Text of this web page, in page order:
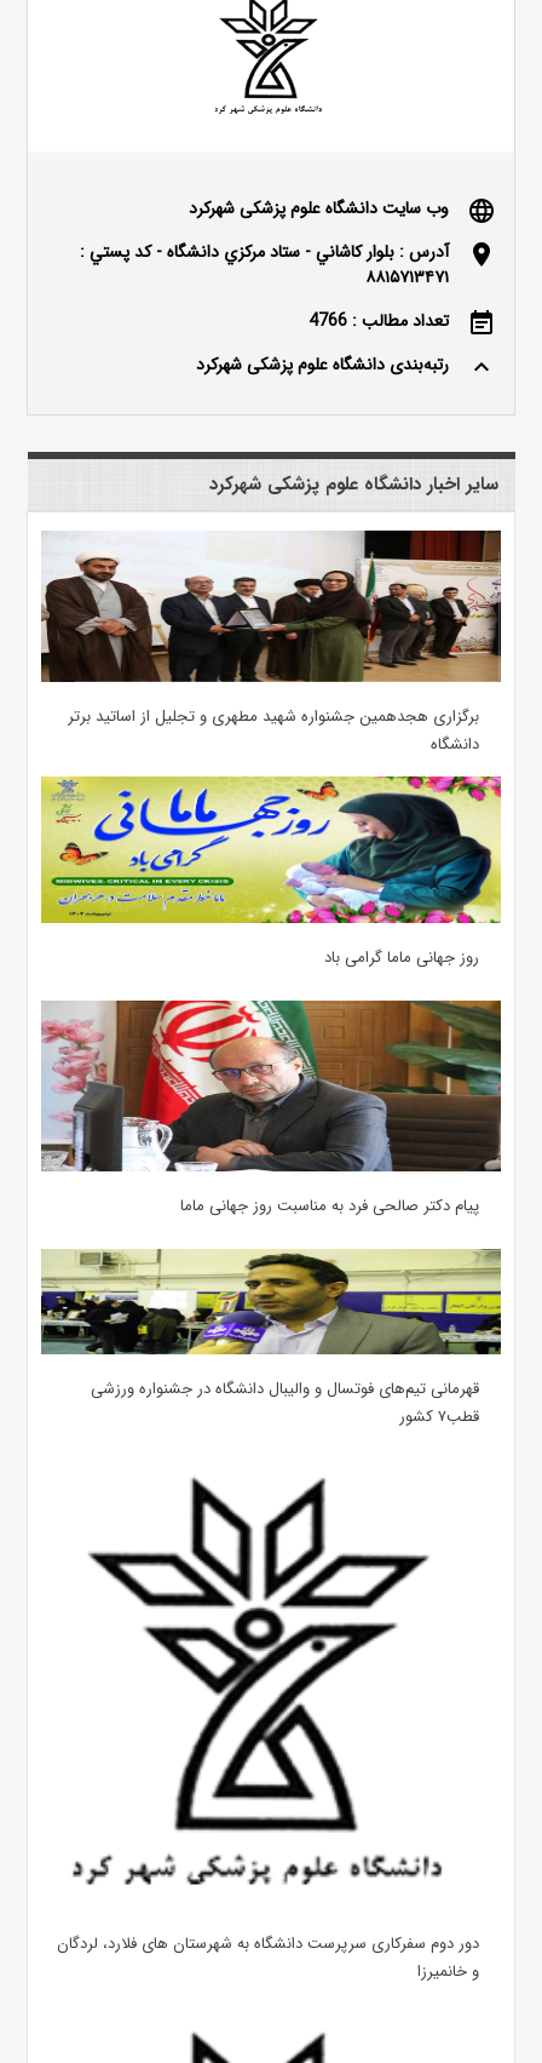
language وب سایت دانشگاه علوم پزشکی شهرکرد
location_on
آدرس : بلوار كاشاني - ستاد مركزي دانشگاه - كد پستي :
۸۸۱۵۷۱۳۴۷۱
event_note تعداد مطالب : 4766
keyboard_arrow_up رتبه‌بندی دانشگاه علوم پزشکی شهرکرد
سایر اخبار دانشگاه علوم پزشکی شهرکرد
برگزاری هجدهمین جشنواره شهید مطهری و تجلیل از اساتید برتر
دانشگاه
روز جهانی ماما گرامی باد
پیام دکتر صالحی فرد به مناسبت روز جهانی ماما
قهرمانی تیم‌های فوتسال و والیبال دانشگاه در جشنواره ورزشی
قطب۷ کشور
دور دوم سفرکاری سرپرست دانشگاه به شهرستان های فلارد، لردگان
و خانمیرزا